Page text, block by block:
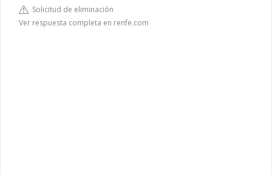
Solicitud de eliminación
Ver respuesta completa en renfe.com